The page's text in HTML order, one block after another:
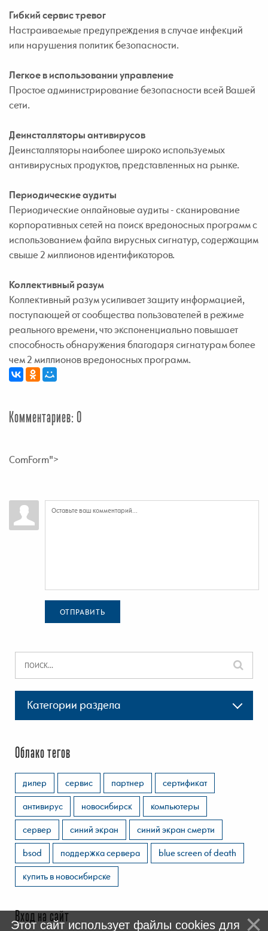
Гибкий сервис тревог
Настраиваемые предупреждения в случае инфекций
или нарушения политик безопасности.
Легкое в использовании управление
Простое администрирование безопасности всей Вашей
сети.
Деинсталляторы антивирусов
Деинсталляторы наиболее широко используемых
антивирусных продуктов, представленных на рынке.
Периодические аудиты
Периодические онлайновые аудиты - сканирование
корпоративных сетей на поиск вредоносных программ с
использованием файла вирусных сигнатур, содержащим
свыше 2 миллионов идентификаторов.
Коллективный разум
Коллективный разум усиливает защиту информацией,
поступающей от сообщества пользователей в режиме
реального времени, что экспоненциально повышает
способность обнаружения благодаря сигнатурам более
чем 2 миллионов вредоносных программ.
Комментариев: 0
ComForm">
ОТПРАВИТЬ
Категории раздела
Облако тегов
дилер сервис партнер
сертификат
антивирус
новосибирск
компьютеры
сервер
синий экран
синий экран смерти
bsod
поддержка сервера
blue screen of death
купить в новосибирске
Вход на сайт
Этот сайт использует файлы cookies для